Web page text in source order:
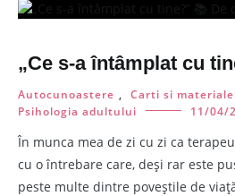
„Ce s-a întâmplat cu
Autocunoastere , Carti si
Psihologia adultului
11/04/
În munca mea de zi cu zi ca
cu o întrebare care, deși rar este
peste multe dintre poveștile de